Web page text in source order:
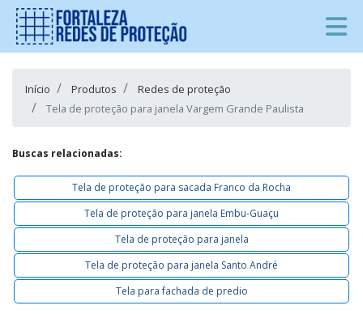
Início Produtos
Redes de proteção
Tela de proteção para janela Vargem Grande Paulista
Buscas relacionadas:
Tela de proteção para sacada Franco da Rocha
Tela de proteção para janela Embu-Guaçu
Tela de proteção para janela
Tela de proteção para janela Santo André
Tela para fachada de predio